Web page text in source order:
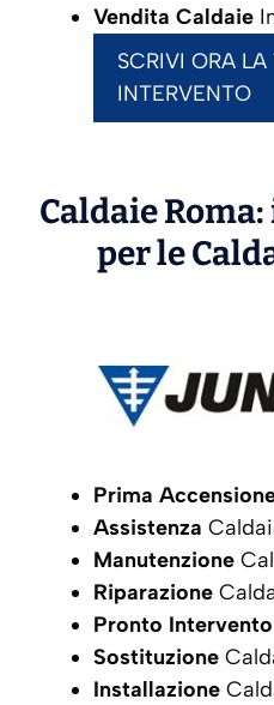
Vendita Caldaie
SCRIVI ORA
INTERVENTO
Caldaie
per le
Prima
Assistenza
Manutenzione
Riparazione
Pronto Intervento
Sostituzione
Installazione